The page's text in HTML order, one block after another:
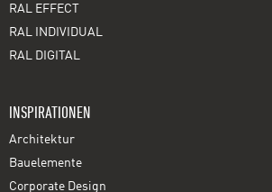
RAL EFFECT
RAL INDIVIDUAL
RAL DIGITAL
INSPIRATIONEN
Architektur
Bauelemente
Corporate Design